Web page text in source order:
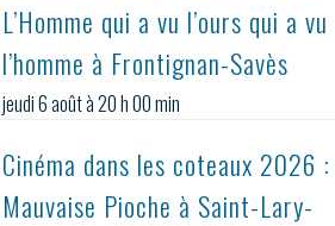
L’Homme qui a vu l’ours qui a vu
l’homme à Frontignan-Savès
jeudi 6 août à 20 h 00 min
Cinéma dans les coteaux 2026 :
Mauvaise Pioche à Saint-Lary-